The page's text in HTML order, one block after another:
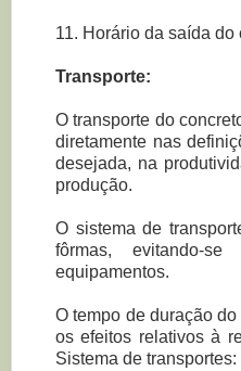
11. Horário da saída
Transporte:
O transporte do
diretamente nas
desejada, na
produção.
O sistema de
fôrmas, evitando-
equipamentos.
O tempo de duração
os efeitos relativos à
Sistema de transportes: